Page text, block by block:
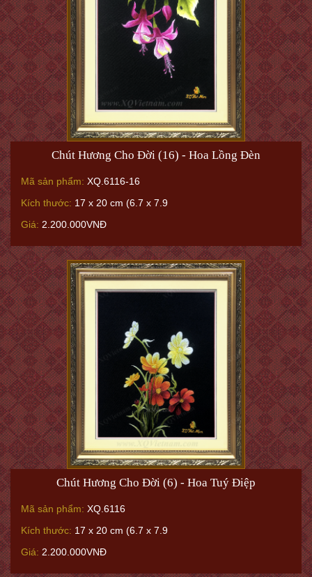
Chút Hương Cho Đời (16) - Hoa Lồng Đèn
Mã sản phẩm: XQ.6116-16
Kích thước: 17 x 20 cm (6.7 x 7.9
Giá: 2.200.000VNĐ
Chút Hương Cho Đời (6) - Hoa Tuý Điệp
Mã sản phẩm: XQ.6116
Kích thước: 17 x 20 cm (6.7 x 7.9
Giá: 2.200.000VNĐ